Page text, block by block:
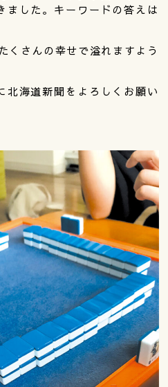
ました。キーワードの答えは
くさんの幸せで溢れますよう
北海道新聞をよろしくお願い